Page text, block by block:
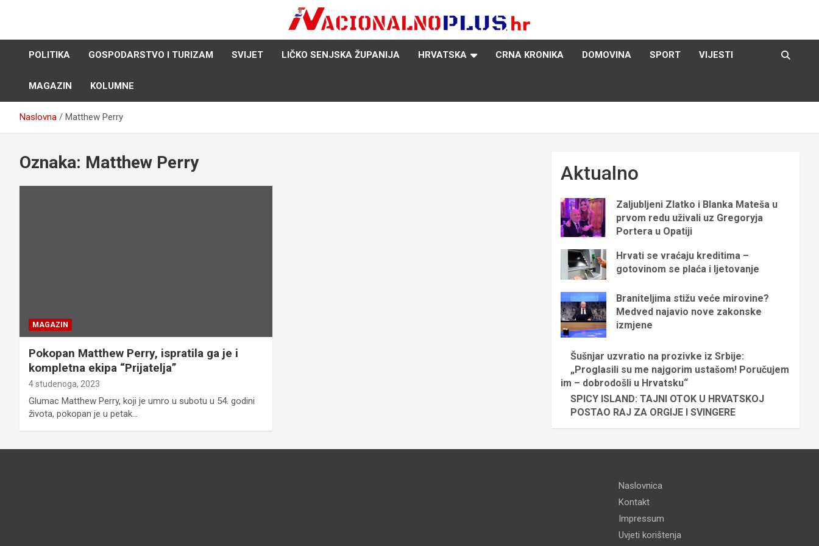
NacionalnoPlus.hr
Nacija želi znati više
POLITIKA
GOSPODARSTVO I TURIZAM SVIJET LIČKO SENJSKA ŽUPANIJA HRVATSKA CRNA KRONIKA DOMOVINA SPORT VIJESTI
MAGAZIN KOLUMNE
Naslovna Matthew Perry
Oznaka: Matthew Perry
MAGAZIN
Pokopan Matthew Perry, ispratila ga je i
kompletna ekipa “Prijatelja”
4 studenoga, 2023
Glumac Matthew Perry, koji je umro u subotu u 54. godini
života, pokopan je u petak…
Aktualno
Zaljubljeni Zlatko i Blanka Mateša u
prvom redu uživali uz Gregoryja
Portera u Opatiji
Hrvati se vraćaju kreditima –
gotovinom se plaća i ljetovanje
Braniteljima stižu veće mirovine?
Medved najavio nove zakonske
izmjene
Šušnjar uzvratio na prozivke iz Srbije:
„Proglasili su me najgorim ustašom! Poručujem
im – dobrodošli u Hrvatsku“
SPICY ISLAND: TAJNI OTOK U HRVATSKOJ
POSTAO RAJ ZA ORGIJE I SVINGERE
Naslovnica
Kontakt
Impressum
Uvjeti korištenja